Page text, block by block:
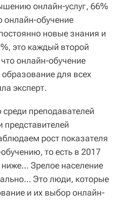
онлайн-услуг, 66%
онлайн-обучение
новые знания и
это каждый второй
онлайн-обучение
для всех
эксперт.
преподавателей
представителей
рост показателя
то есть в 2017
Зрелое население
Это люди, которые
и их выбор онлайн-